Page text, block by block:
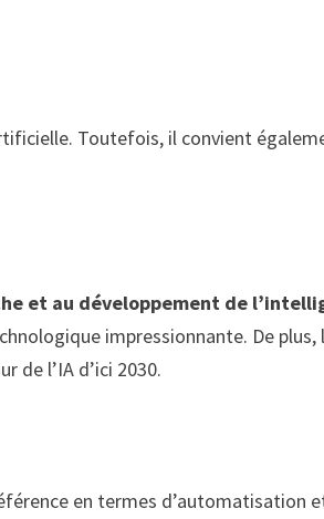
Toutefois, il convient
et au développement de
impressionnante. De
de l’IA d’ici 2030.
en termes d’automatisation